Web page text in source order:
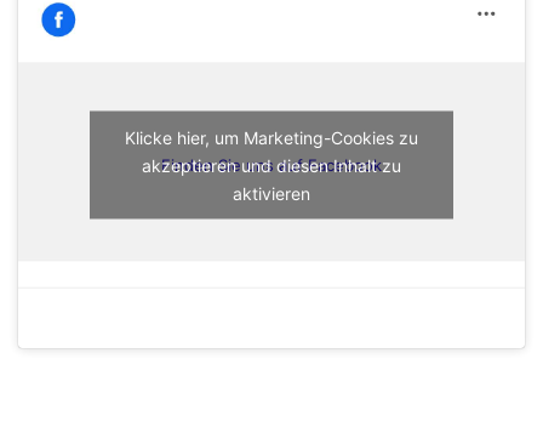
Finden Sie uns auf Facebook
Klicke hier, um Marketing-Cookies zu
akzeptieren und diesen Inhalt zu
aktivieren